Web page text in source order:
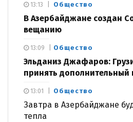
Общество
В Азербайджане создан
вещанию
13:13
Общество
Эльданиз Джафаров:
принять дополнительный
13:09
Общество
Завтра в Азербайджане
тепла
13:01